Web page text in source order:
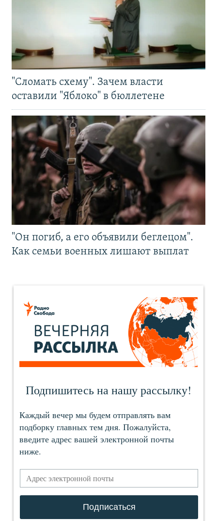
"Сломать схему". Зачем власти
оставили "Яблоко" в бюллетене
"Он погиб, а его объявили беглецом".
Как семьи военных лишают выплат